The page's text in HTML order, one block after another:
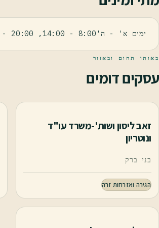
ימים א' - ה'8:00 - 14:00, 20:00 - 22:00
באותו תחום ובאזור
עסקים דומים
זאב ליסון ושות'-משרד עו"ד
ונוטריון
בני ברק
הגירה ואזרחות זרה